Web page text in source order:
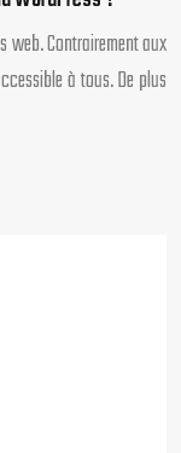
web. Contrairement aux
à tous. De plus